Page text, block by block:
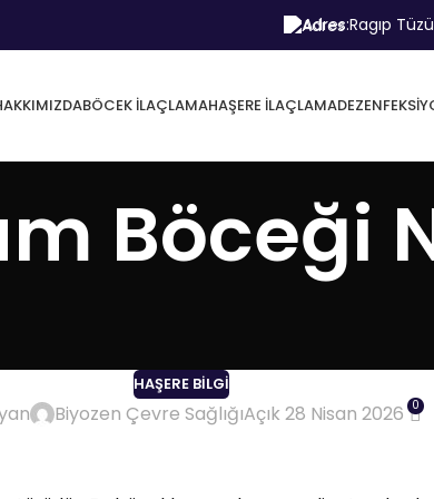
Adres:Ragıp
BÖCEK İLAÇLAMAHAŞERE İLAÇLAMA
Böceği
HAŞERE BILGI
Biyozen Çevre SağlığıAçık 28 Nisan 2026 0